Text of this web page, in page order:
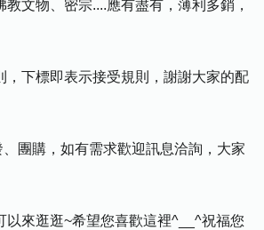
文物、密宗....應有盡有，薄利多銷，
，下標即表示接受規則，謝謝大家的配
團購，如有需求歡迎訊息洽詢，大家
以來逛逛~希望您喜歡這裡^__^祝福您